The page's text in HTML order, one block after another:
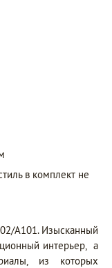
в комплект не
A101. Изысканный
интерьер, а
из которых